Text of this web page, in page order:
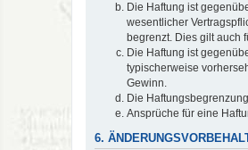
Die Haftung ist
wesentlicher
begrenzt. Dies gilt auch
Die Haftung ist
typischerweise
Gewinn.
Die
Ansprüche für eine
6.